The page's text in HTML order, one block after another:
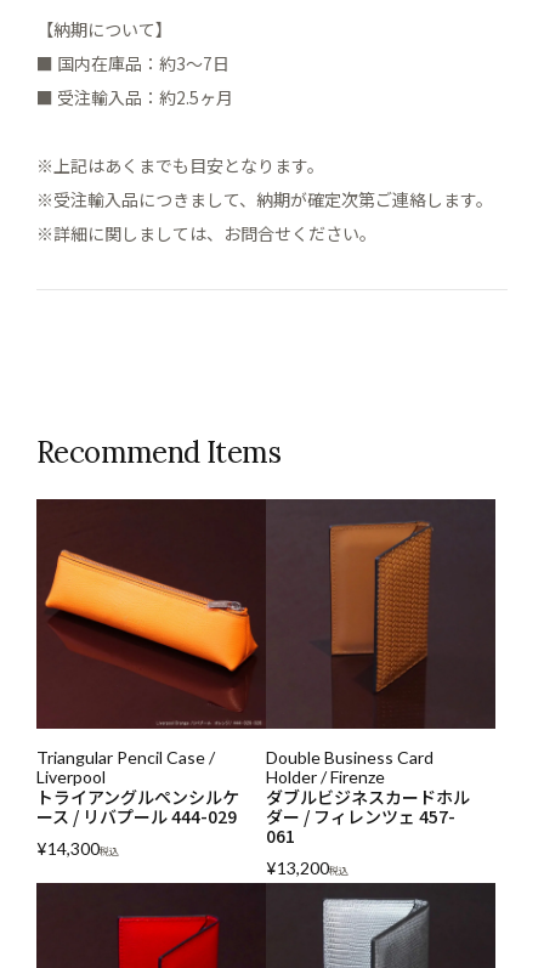
【納期について】
■ 国内在庫品：約3～7日
■ 受注輸入品：約2.5ヶ月
※上記はあくまでも目安となります。
※受注輸入品につきまして、納期が確定次第ご連絡します。
※詳細に関しましては、お問合せください。
Recommend Items
Triangular Pencil Case /
Liverpool
トライアングルペンシルケ
ース / リバプール 444-029
¥14,300税込
Double Business Card
Holder / Firenze
ダブルビジネスカードホル
ダー / フィレンツェ 457-
061
¥13,200税込